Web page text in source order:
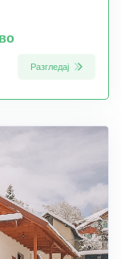
Разгледај